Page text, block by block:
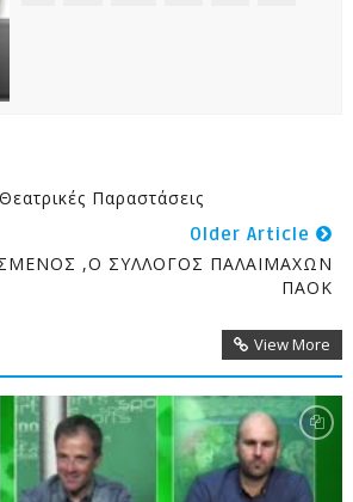
Παραστάσεις
Older Article
,Ο ΣΥΛΛΟΓΟΣ ΠΑΛΑΙΜΑΧΩΝ
ΠΑΟΚ
View More